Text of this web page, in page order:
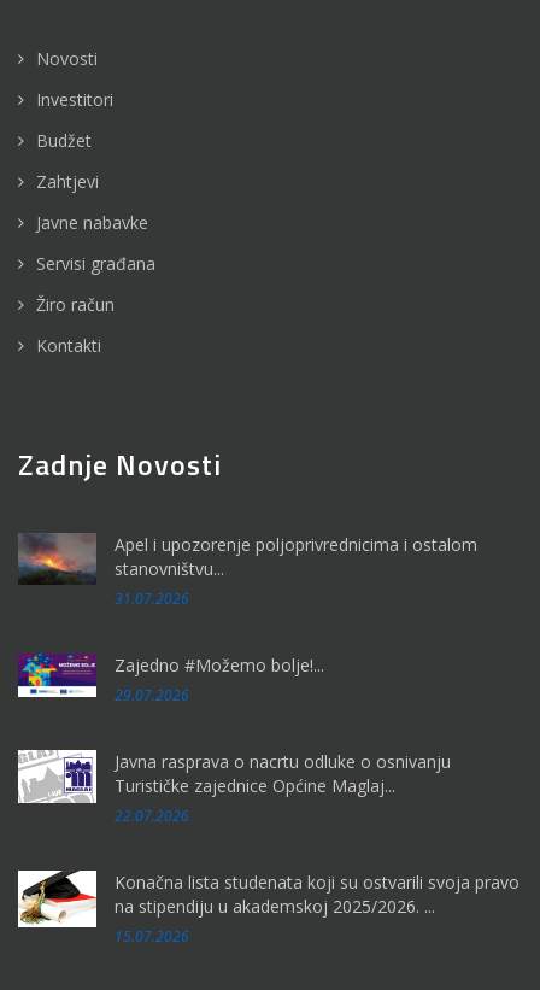
Novosti
Investitori
Budžet
Zahtjevi
Javne nabavke
Servisi građana
Žiro račun
Kontakti
Zadnje Novosti
Apel i upozorenje poljoprivrednicima i ostalom
stanovništvu...
31.07.2026
Zajedno #Možemo bolje!...
29.07.2026
Javna rasprava o nacrtu odluke o osnivanju
Turističke zajednice Općine Maglaj...
22.07.2026
Konačna lista studenata koji su ostvarili svoja pravo
na stipendiju u akademskoj 2025/2026. ...
15.07.2026